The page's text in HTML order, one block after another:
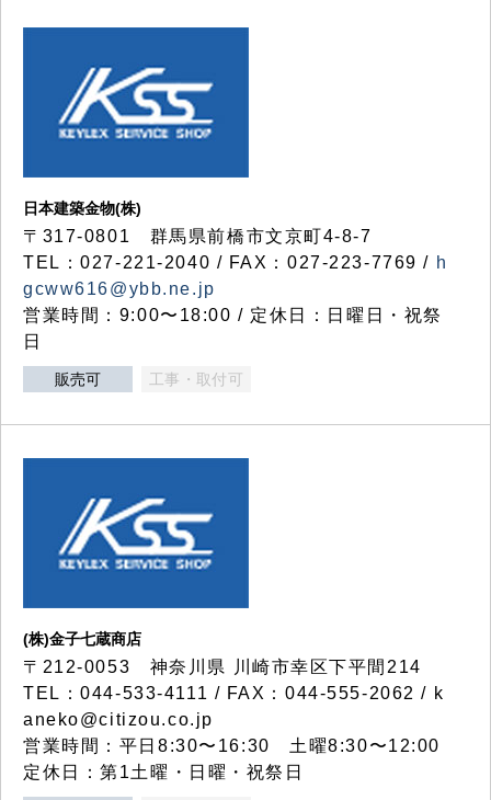
日本建築金物(株)
〒317‐0801 群馬県前橋市文京町4-8-7
TEL：027-221-2040 / FAX：027-223-7769 / h
gcww616@ybb.ne.jp
営業時間：9:00〜18:00 / 定休日：日曜日・祝祭
日
販売可 工事・取付可
(株)金子七蔵商店
〒212-0053 神奈川県 川崎市幸区下平間214
TEL：044-533-4111 / FAX：044-555-2062 / k
aneko@citizou.co.jp
営業時間：平日8:30〜16:30 土曜8:30〜12:00
定休日：第1土曜・日曜・祝祭日